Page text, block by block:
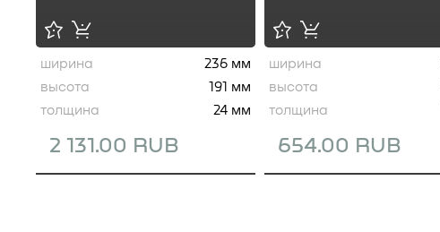
2 131.00 RUB
ширина
236 мм
высота
191 мм
толщина
24 мм
654.00 RUB
ширина
высота
толщина